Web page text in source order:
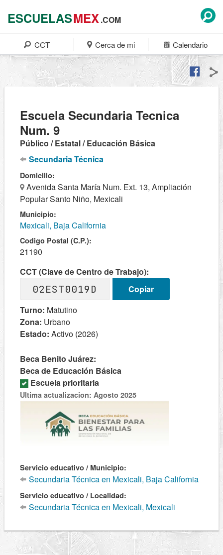
ESCUELASMEX.COM
CCT Cerca de mi Calendario
Escuela Secundaria Tecnica
Num. 9
Público / Estatal / Educación Básica
Secundaria Técnica
Domicilio:
Avenida Santa María Num. Ext. 13, Ampliación
Popular Santo Niño, Mexicali
Municipio:
Mexicali, Baja California
Codigo Postal (C.P.):
21190
CCT (Clave de Centro de Trabajo):
02EST0019D
Copiar
Turno: Matutino
Zona: Urbano
Estado: Activo (2026)
Beca Benito Juárez:
Beca de Educación Básica
Escuela prioritaria
Ultima actualizacion: Agosto 2025
Servicio educativo / Municipio:
Secundaria Técnica en Mexicali, Baja California
Servicio educativo / Localidad:
Secundaria Técnica en Mexicali, Mexicali